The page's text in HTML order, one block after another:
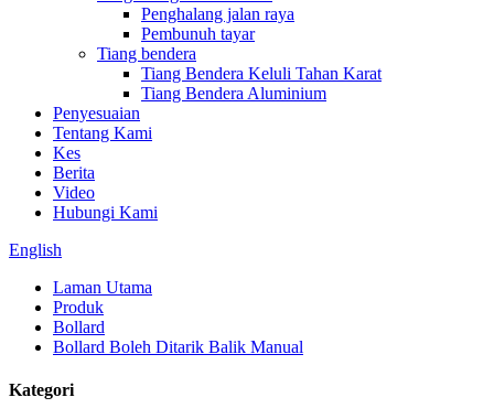
Penghalang jalan raya
Pembunuh tayar
Tiang bendera
Tiang Bendera Keluli Tahan Karat
Tiang Bendera Aluminium
Penyesuaian
Tentang Kami
Kes
Berita
Video
Hubungi Kami
English
Laman Utama
Produk
Bollard
Bollard Boleh Ditarik Balik Manual
Kategori